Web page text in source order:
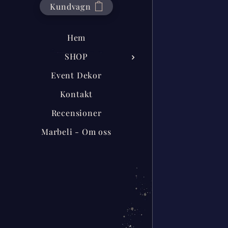
Kundvagn
Hem
SHOP
Event Dekor
Kontakt
Recensioner
Marbeli - Om oss